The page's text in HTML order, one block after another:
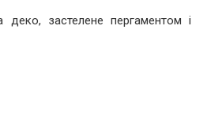
деко, застелене пергаментом і